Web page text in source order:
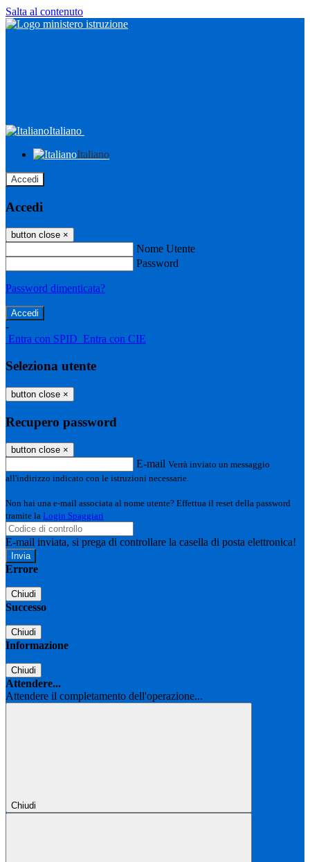
Salta al contenuto
Italiano
Italiano
Accedi
Accedi
button close ×
Nome Utente
Password
Password dimenticata?
-
Entra con SPID Entra con CIE
Seleziona utente
button close ×
Recupero password
button close ×
E-mail Verrà inviato un messaggio
all'indirizzo indicato con le istruzioni necessarie.
Non hai una e-mail associata al nome utente? Effettua il reset della password
tramite la Login Spaggiari
E-mail inviata, si prega di controllare la casella di posta elettronica!
Errore
Chiudi
Successo
Chiudi
Informazione
Chiudi
Attendere...
Attendere il completamento dell'operazione...
Chiudi